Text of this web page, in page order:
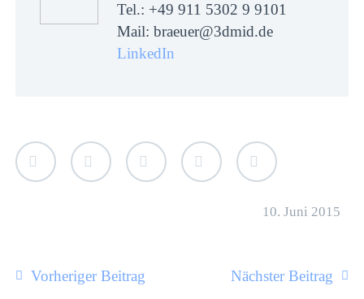
Tel.: +49 911 5302 9 9101
Mail: braeuer@3dmid.de
LinkedIn
10. Juni 2015
Vorheriger Beitrag Nächster Beitrag